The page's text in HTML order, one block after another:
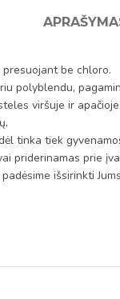
presuojant be chloro.
polyblendu,
viršuje ir
tinka tiek
priderinamas prie
išsirinkti